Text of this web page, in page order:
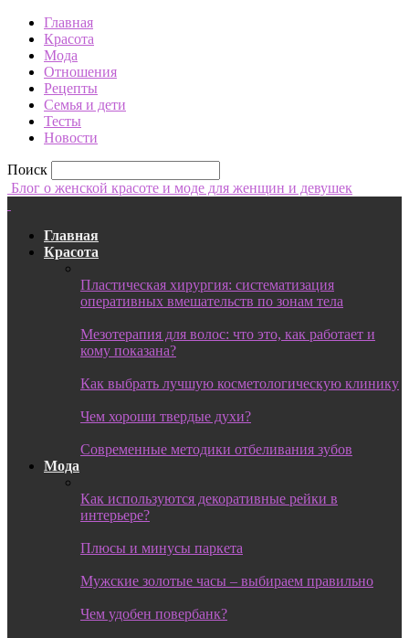
Главная
Красота
Мода
Отношения
Рецепты
Семья и дети
Тесты
Новости
Поиск
Блог о женской красоте и моде для женщин и девушек
Главная
Красота
Пластическая хирургия: систематизация
оперативных вмешательств по зонам тела
Мезотерапия для волос: что это, как работает и
кому показана?
Как выбрать лучшую косметологическую клинику
Чем хороши твердые духи?
Современные методики отбеливания зубов
Мода
Как используются декоративные рейки в
интерьере?
Плюсы и минусы паркета
Мужские золотые часы – выбираем правильно
Чем удобен повербанк?